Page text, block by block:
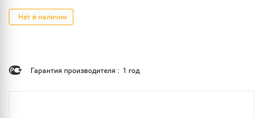
Нет в наличии
Гарантия производителя : 1 год